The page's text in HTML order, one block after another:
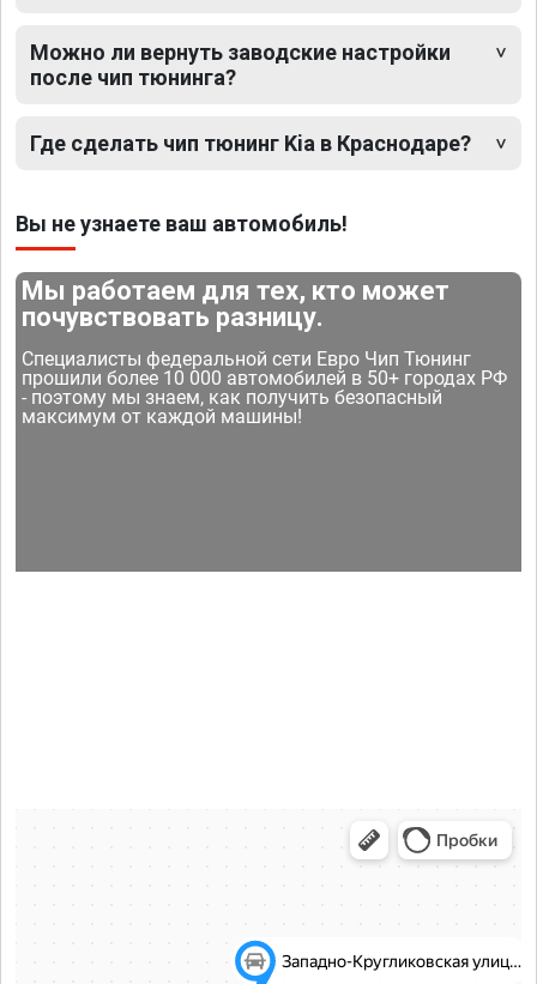
Можно ли вернуть заводские настройки
после чип тюнинга?
Где сделать чип тюнинг Kia в Краснодаре?
Вы не узнаете ваш автомобиль!
Мы работаем для тех, кто может
почувствовать разницу.
Специалисты федеральной сети Евро Чип Тюнинг
прошили более 10 000 автомобилей в 50+ городах РФ
- поэтому мы знаем, как получить безопасный
максимум от каждой машины!